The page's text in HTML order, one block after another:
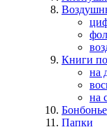
Книги
на
на
Папки